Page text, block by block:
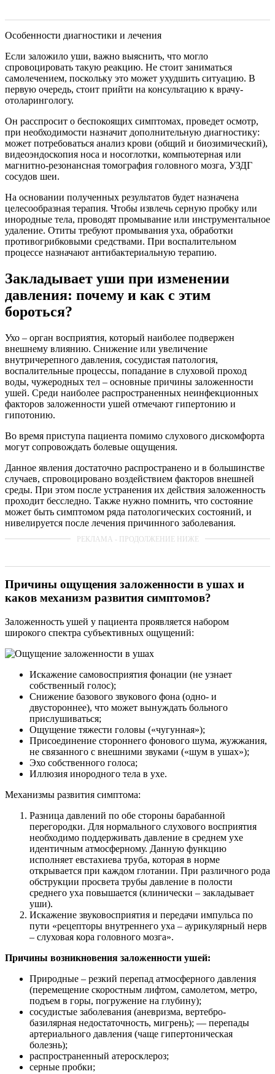
Особенности диагностики и лечения
Если заложило уши, важно выяснить, что могло
спровоцировать такую реакцию. Не стоит заниматься
самолечением, поскольку это может ухудшить ситуацию. В
первую очередь, стоит прийти на консультацию к врачу-
отоларингологу.
Он расспросит о беспокоящих симптомах, проведет осмотр,
при необходимости назначит дополнительную диагностику:
может потребоваться анализ крови (общий и биозимический),
видеоэндоскопия носа и носоглотки, компьютерная или
магнитно-резонансная томография головного мозга, УЗДГ
сосудов шеи.
На основании полученных результатов будет назначена
целесообразная терапия. Чтобы извлечь серную пробку или
инородные тела, проводят промывание или инструментальное
удаление. Отиты требуют промывания уха, обработки
противогрибковыми средствами. При воспалительном
процессе назначают антибактериальную терапию.
Закладывает уши при изменении
давления: почему и как с этим
бороться?
Ухо – орган восприятия, который наиболее подвержен
внешнему влиянию. Снижение или увеличение
внутричерепного давления, сосудистая патология,
воспалительные процессы, попадание в слуховой проход
воды, чужеродных тел – основные причины заложенности
ушей. Среди наиболее распространенных неинфекционных
факторов заложенности ушей отмечают гипертонию и
гипотонию.
Во время приступа пациента помимо слухового дискомфорта
могут сопровождать болевые ощущения.
Данное явления достаточно распространено и в большинстве
случаев, спровоцировано воздействием факторов внешней
среды. При этом после устранения их действия заложенность
проходит бесследно. Также нужно помнить, что состояние
может быть симптомом ряда патологических состояний, и
нивелируется после лечения причинного заболевания.
Причины ощущения заложенности в ушах и
каков механизм развития симптомов?
Заложенность ушей у пациента проявляется набором
широкого спектра субъективных ощущений:
Искажение самовосприятия фонации (не узнает
собственный голос);
Снижение базового звукового фона (одно- и
двустороннее), что может вынуждать больного
прислушиваться;
Ощущение тяжести головы («чугунная»);
Присоединение стороннего фонового шума, жужжания,
не связанного с внешними звуками («шум в ушах»);
Эхо собственного голоса;
Иллюзия инородного тела в ухе.
Механизмы развития симптома:
Разница давлений по обе стороны барабанной
перегородки. Для нормального слухового восприятия
необходимо поддерживать давление в среднем ухе
идентичным атмосферному. Данную функцию
исполняет евстахиева труба, которая в норме
открывается при каждом глотании. При различного рода
обструкции просвета трубы давление в полости
среднего уха повышается (клинически – закладывает
уши).
Искажение звуковосприятия и передачи импульса по
пути «рецепторы внутреннего уха – аурикулярный нерв
– слуховая кора головного мозга».
Причины возникновения заложенности ушей:
Природные – резкий перепад атмосферного давления
(перемещение скоростным лифтом, самолетом, метро,
подъем в горы, погружение на глубину);
сосудистые заболевания (аневризма, вертебро-
базилярная недостаточность, мигрень); — перепады
артериального давления (чаще гипертоническая
болезнь);
распространенный атеросклероз;
серные пробки;